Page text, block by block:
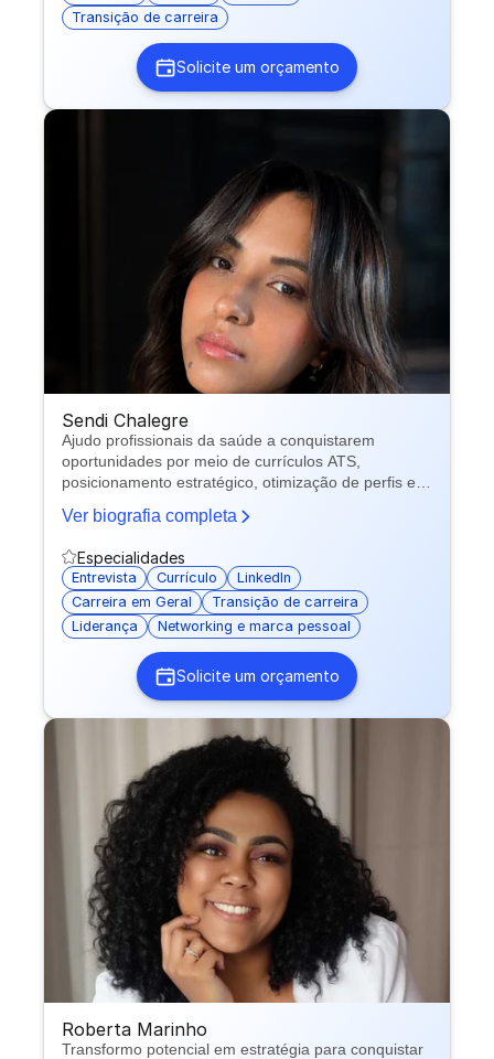
Transição de carreira
Solicite um orçamento
Sendi Chalegre
Ajudo profissionais da saúde a conquistarem
oportunidades por meio de currículos ATS,
posicionamento estratégico, otimização de perfis em
Meu foco é aumentar suas chances de aprovação
profissional.
Ver biografia completa
Especialidades
Entrevista Currículo
LinkedIn
Carreira em Geral
Transição de carreira
Liderança
Networking e marca pessoal
Solicite um orçamento
Roberta Marinho
Transformo potencial em estratégia para conquistar